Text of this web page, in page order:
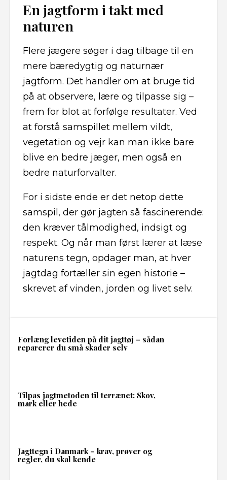
En jagtform i takt med
naturen
Flere jægere søger i dag tilbage til en
mere bæredygtig og naturnær
jagtform. Det handler om at bruge tid
på at observere, lære og tilpasse sig –
frem for blot at forfølge resultater. Ved
at forstå samspillet mellem vildt,
vegetation og vejr kan man ikke bare
blive en bedre jæger, men også en
bedre naturforvalter.
For i sidste ende er det netop dette
samspil, der gør jagten så fascinerende:
den kræver tålmodighed, indsigt og
respekt. Og når man først lærer at læse
naturens tegn, opdager man, at hver
jagtdag fortæller sin egen historie –
skrevet af vinden, jorden og livet selv.
Forlæng levetiden på dit jagttøj – sådan
reparerer du små skader selv
Tilpas jagtmetoden til terrænet: Skov,
mark eller hede
Jagttegn i Danmark – krav, prøver og
regler, du skal kende